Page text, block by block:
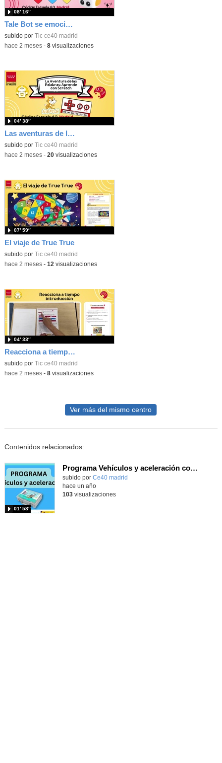
Tale Bot se emociona
subido por Tic ce40 madrid
08′ 16″
-hace 2 meses- 8visualizaciones
Las aventuras de la palabras. Aprende con Scratch
subido por Tic ce40 madrid
04′ 38″
-hace 2 meses- 20visualizaciones
El viaje de True True
subido por Tic ce40 madrid
07′ 59″
-hace 2 meses- 12 visualizaciones
Reacciona a tiempo: programación y reflejos con Micro:bit
subido por Tic ce40 madrid
04′ 33″
-hace 2 meses- 8visualizaciones
Ver más del mismo centro
Contenidos relacionados:
Programa Vehículos y aceleración con el Kit Nezha Inventor
subido por Ce40 madrid
01′ 58″
hace un año
103visualizaciones